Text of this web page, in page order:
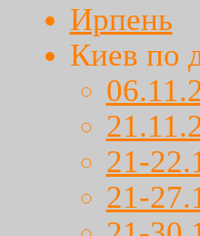
Ирпень
Киев по
21-
21-